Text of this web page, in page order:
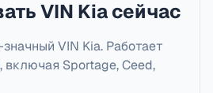
VIN Kia сейчас
VIN Kia. Работает
включая Sportage, Ceed,